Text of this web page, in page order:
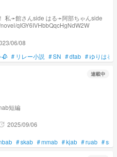
qIGY6IVHbbQqcHgNdW2W
06/08
# リレー小説 #SN #dtab #ゆりはる
連載中
短編
2025/09/06
#skab #mmab #kjab #ruab #